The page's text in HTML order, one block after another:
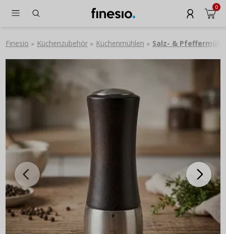
0
Finesio » Küchenzubehör » Küchenmühlen » Salz- &